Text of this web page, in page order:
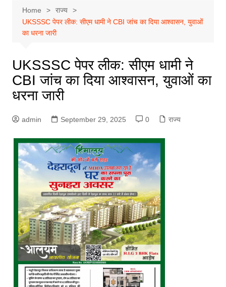
Home
राज्य
UKSSSC पेपर लीक: सीएम धामी ने CBI जांच का दिया आश्वासन, युवाओं
का धरना जारी
UKSSSC पेपर लीक: सीएम धामी ने
CBI जांच का दिया आश्वासन, युवाओं का
धरना जारी
admin September 29, 2025 0 राज्य